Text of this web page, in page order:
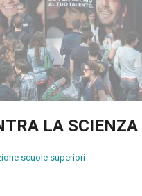
LA SCIENZA
scuole superiori